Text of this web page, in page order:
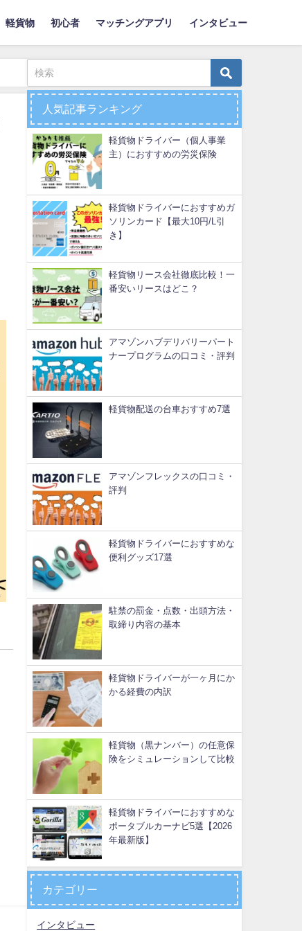
軽貨物 初心者 マッチングアプリ インタビュー
人気記事ランキング
軽貨物ドライバー（個人事業
主）におすすめの労災保険
軽貨物ドライバーにおすすめガ
ソリンカード【最大10円/L引
き】
軽貨物リース会社徹底比較！一
番安いリースはどこ？
アマゾンハブデリバリーパート
ナープログラムの口コミ・評判
軽貨物配送の台車おすすめ7選
アマゾンフレックスの口コミ・
評判
軽貨物ドライバーにおすすめな
便利グッズ17選
駐禁の罰金・点数・出頭方法・
取締り内容の基本
軽貨物ドライバーが一ヶ月にか
かる経費の内訳
軽貨物（黒ナンバー）の任意保
険をシミュレーションして比較
軽貨物ドライバーにおすすめな
ポータブルカーナビ5選【2026
年最新版】
カテゴリー
インタビュー